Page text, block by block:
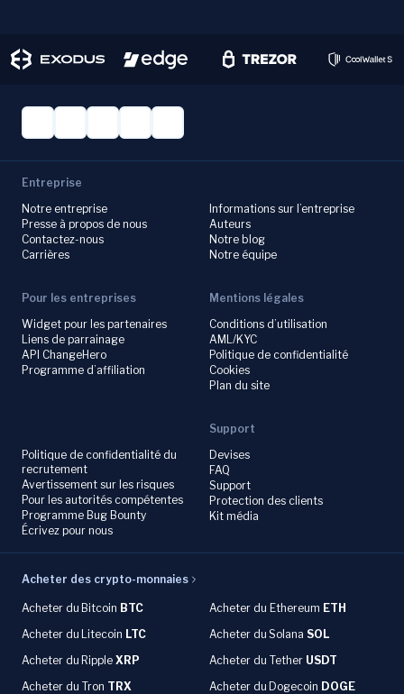
Entreprise
Notre entreprise
Presse à propos de nous
Contactez-nous
Carrières
Informations sur l’entreprise
Auteurs
Notre blog
Notre équipe
Pour les entreprises
Widget pour les partenaires
Liens de parrainage
API ChangeHero
Programme d’affiliation
Mentions légales
Conditions d’utilisation
AML/KYC
Politique de confidentialité
Cookies
Plan du site
Politique de confidentialité du
recrutement
Avertissement sur les risques
Pour les autorités compétentes
Programme Bug Bounty
Écrivez pour nous
Support
Devises
FAQ
Support
Protection des clients
Kit média
Acheter des crypto-monnaies
Acheter du Bitcoin BTC Acheter du Ethereum ETH
Acheter du Litecoin LTC Acheter du Solana SOL
Acheter du Ripple XRP Acheter du Tether USDT
Acheter du Tron TRX Acheter du Dogecoin DOGE